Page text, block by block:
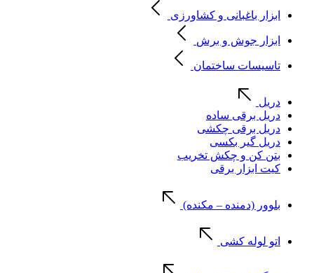
ابزار باغبانی و کشاورزی
ابزار جوش و برش
تاسیسات ساختمان
دریل
دریل برقی ساده
دریل برقی چکشی
دریل گیر بکسی
بتن کن و چکش تخریب
کیت ابزار برقی
بلوور (دمنده – مکنده)
اتو لوله کشی